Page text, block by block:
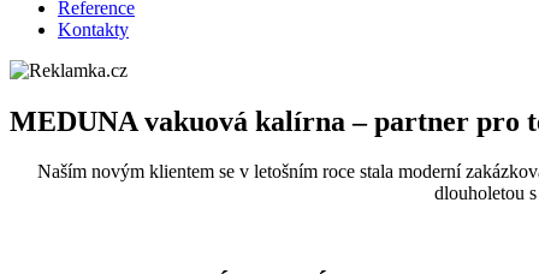
Reference
Kontakty
MEDUNA vakuová kalírna – partner pro
Naším novým klientem se v letošním roce stala moderní
dlouholetou